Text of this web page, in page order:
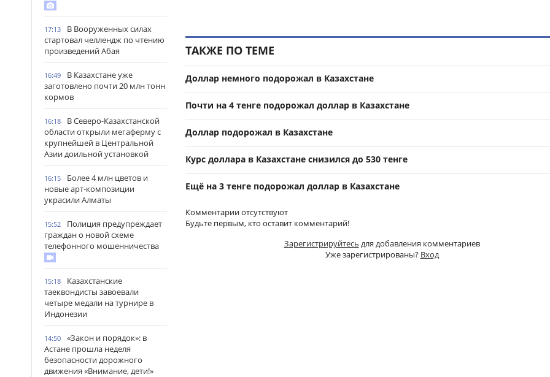
17:13
В Вооруженных силах
стартовал челлендж по чтению
произведений Абая
16:49
В Казахстане уже
заготовлено почти 20 млн тонн
кормов
16:18
В Северо-Казахстанской
области открыли мегаферму с
крупнейшей в Центральной
Азии доильной установкой
16:15
Более 4 млн цветов и
новые арт-композиции
украсили Алматы
15:52
Полиция предупреждает
граждан о новой схеме
телефонного мошенничества
15:18
Казахстанские
таеквондисты завоевали
четыре медали на турнире в
Индонезии
14:50
«Закон и порядок»: в
Астане прошла неделя
безопасности дорожного
движения «Внимание, дети!»
ТАКЖЕ ПО ТЕМЕ
Доллар немного подорожал в Казахстане
Почти на 4 тенге подорожал доллар в Казахстане
Доллар подорожал в Казахстане
Курс доллара в Казахстане снизился до 530 тенге
Ещё на 3 тенге подорожал доллар в Казахстане
Комментарии отсутствуют
Будьте первым, кто оставит комментарий!
Зарегистрируйтесь для добавления комментариев
Уже зарегистрированы? Вход